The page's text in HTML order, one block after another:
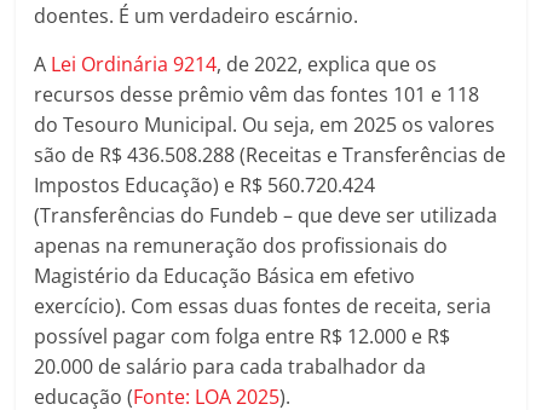
doentes. É um verdadeiro escárnio.
A Lei Ordinária 9214, de 2022, explica que os
recursos desse prêmio vêm das fontes 101 e 118
do Tesouro Municipal. Ou seja, em 2025 os valores
são de R$ 436.508.288 (Receitas e Transferências de
Impostos Educação) e R$ 560.720.424
(Transferências do Fundeb – que deve ser utilizada
apenas na remuneração dos profissionais do
Magistério da Educação Básica em efetivo
exercício). Com essas duas fontes de receita, seria
possível pagar com folga entre R$ 12.000 e R$
20.000 de salário para cada trabalhador da
educação (Fonte: LOA 2025).